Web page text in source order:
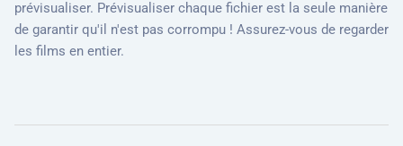
prévisualiser. Prévisualiser chaque fichier est la seule manière
de garantir qu'il n'est pas corrompu ! Assurez-vous de regarder
les films en entier.